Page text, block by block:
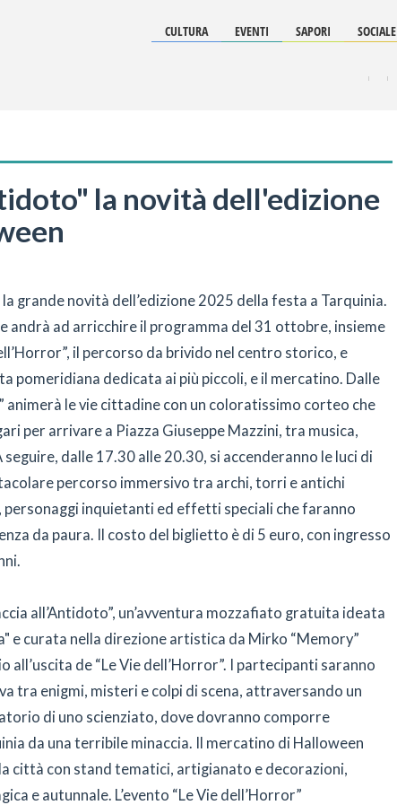
CULTURA EVENTI SAPORI SOCIALE
la novità dell'edizione
grande novità dell’edizione 2025 della festa a Tarquinia.
andrà ad arricchire il programma del 31 ottobre, insieme
il percorso da brivido nel centro storico, e
pomeridiana dedicata ai più piccoli, e il mercatino. Dalle
animerà le vie cittadine con un coloratissimo corteo che
per arrivare a Piazza Giuseppe Mazzini, tra musica,
dalle 17.30 alle 20.30, si accenderanno le luci di
percorso immersivo tra archi, torri e antichi
inquietanti ed effetti speciali che faranno
da paura. Il costo del biglietto è di 5 euro, con ingresso
all’Antidoto”, un’avventura mozzafiato gratuita ideata
e curata nella direzione artistica da Mirko “Memory”
de “Le Vie dell’Horror”. I partecipanti saranno
tra enigmi, misteri e colpi di scena, attraversando un
di uno scienziato, dove dovranno comporre
da una terribile minaccia. Il mercatino di Halloween
città con stand tematici, artigianato e decorazioni,
e autunnale. L’evento “Le Vie dell’Horror”